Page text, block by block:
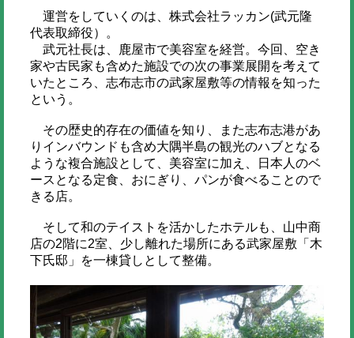
運営をしていくのは、株式会社ラッカン(武元隆
代表取締役）。
武元社長は、鹿屋市で美容室を経営。今回、空き
家や古民家も含めた施設での次の事業展開を考えて
いたところ、志布志市の武家屋敷等の情報を知った
という。
その歴史的存在の価値を知り、また志布志港があ
りインバウンドも含め大隅半島の観光のハブとなる
ような複合施設として、美容室に加え、日本人のベ
ースとなる定食、おにぎり、パンが食べることので
きる店。
そして和のテイストを活かしたホテルも、山中商
店の2階に2室、少し離れた場所にある武家屋敷「木
下氏邸」を一棟貸しとして整備。